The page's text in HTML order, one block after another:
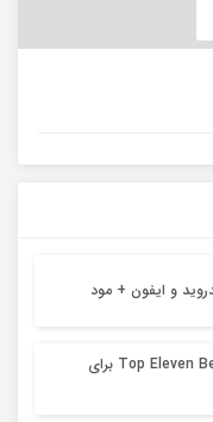
دانلود بازی Top Eleven Be a Soccer Manager برای